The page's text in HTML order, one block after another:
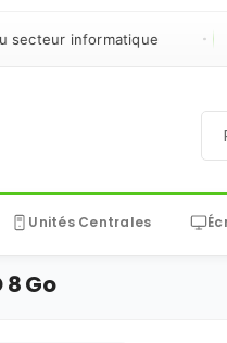
informatique
Unités Centrales
8 Go